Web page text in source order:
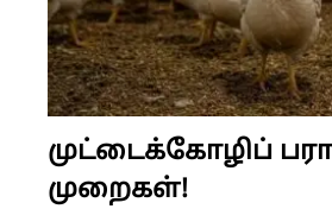
முட்டைக்கோழிப்
முறைகள்!